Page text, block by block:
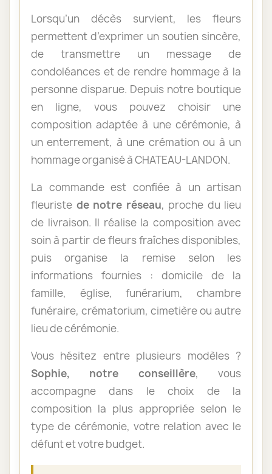
Lorsqu’un décès survient, les fleurs
permettent d’exprimer un soutien sincère,
de transmettre un message de
condoléances et de rendre hommage à la
personne disparue. Depuis notre boutique
en ligne, vous pouvez choisir une
composition adaptée à une cérémonie, à
un enterrement, à une crémation ou à un
hommage organisé à CHATEAU-LANDON.
La commande est confiée à un artisan
fleuriste de notre réseau, proche du lieu
de livraison. Il réalise la composition avec
soin à partir de fleurs fraîches disponibles,
puis organise la remise selon les
informations fournies : domicile de la
famille, église, funérarium, chambre
funéraire, crématorium, cimetière ou autre
lieu de cérémonie.
Vous hésitez entre plusieurs modèles ?
Sophie, notre conseillère, vous
accompagne dans le choix de la
composition la plus appropriée selon le
type de cérémonie, votre relation avec le
défunt et votre budget.